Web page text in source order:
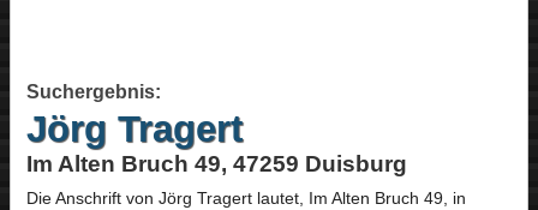
Suchergebnis:
Jörg Tragert
Im Alten Bruch 49, 47259 Duisburg
Die Anschrift von Jörg Tragertlautet, Im Alten Bruch 49, in